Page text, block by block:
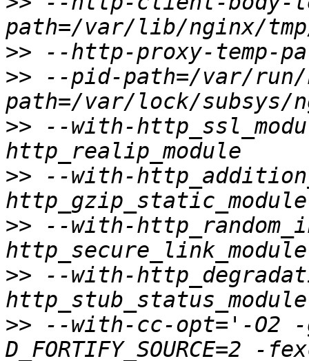
>>
>> --pid-path=/var/
>> --with-
>> --with-
>> --with-
>> --with-
>> --with-cc-opt='-O2